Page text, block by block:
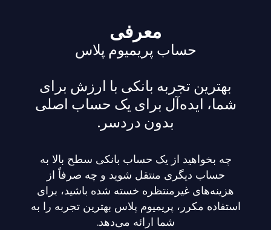
معرفی
حساب پریمیوم پلاس
بهترین تجربه بانکی با ارزش برای
شما، ایده‌آل برای یک حساب اصلی
بدون دردسر.
چه بخواهید از یک حساب بانکی سطح بالا به
حساب دیگری منتقل شوید و چه صرفاً از
هزینه‌های غیرمنتظره خسته شده باشید، برای
استفاده مکرر، پریمیوم پلاس بهترین تجربه را به
شما ارائه می‌دهد.